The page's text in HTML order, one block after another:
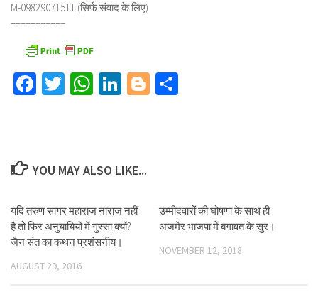
M-09829071511 (सिर्फ संवाद के लिए)
===========
Facebook
TwitterWhatsApp
LinkedIn
Blogger
YOU MAY ALSO LIKE...
यदि तरुण सागर महाराज नाराज नहीं
है तो फिर अनुयायियों में गुस्सा क्यों?
जैन संत का कथन प्रशंसनीय।
AUGUST 29, 2016
उम्मीदवारों की घोषणा के साथ ही
अजमेर भाजपा में बगावत के सुर।
NOVEMBER 12, 2018